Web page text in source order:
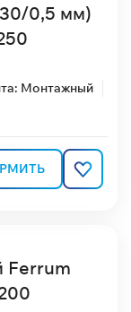
0,5 мм)
Монтажный
Ferrum